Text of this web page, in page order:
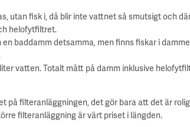
utan fisk i, då blir inte vattnet så smutsigt och
helofytfiltret.
baddamm detsamma, men finns fiskar i
vatten. Totalt mått på damm inklusive
på filteranläggningen, det gör bara att det är
filteranläggning är värt priset i längden.